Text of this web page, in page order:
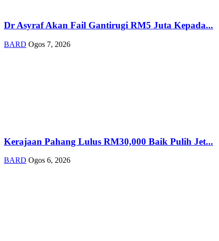
Dr Asyraf Akan Fail Gantirugi RM5 Juta Kepada...
BARD Ogos 7, 2026
Kerajaan Pahang Lulus RM30,000 Baik Pulih Jet...
BARD Ogos 6, 2026